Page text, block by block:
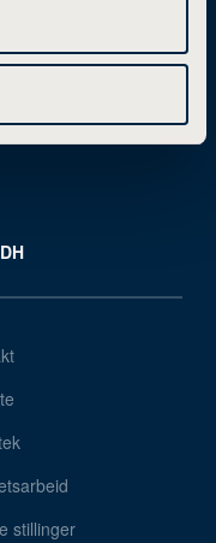
stillinger